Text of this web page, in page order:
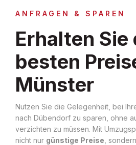
ANFRAGEN & SPAREN
Erhalten Sie
besten
Münster
Nutzen Sie die Gelegenheit, bei
nach Dübendorf zu sparen, ohne
verzichten zu müssen. Mit
nicht nur günstige Preise ,